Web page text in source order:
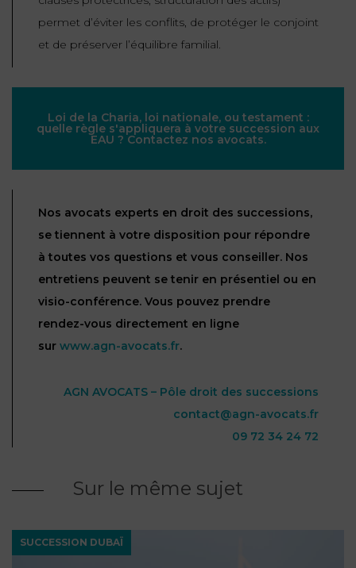
permet d’éviter les conflits, de protéger le conjoint
et de préserver l’équilibre familial.
Loi de la Charia, loi nationale, ou testament :
quelle règle s'appliquera à votre succession aux
EAU ? Contactez nos avocats.
Nos avocats experts en droit des successions,
se tiennent à votre disposition pour répondre
à toutes vos questions et vous conseiller. Nos
entretiens peuvent se tenir en présentiel ou en
visio-conférence. Vous pouvez prendre
rendez-vous directement en ligne
sur www.agn-avocats.fr.
AGN AVOCATS – Pôle droit des successions
contact@agn-avocats.fr
09 72 34 24 72
Sur le même sujet
SUCCESSION DUBAÏ